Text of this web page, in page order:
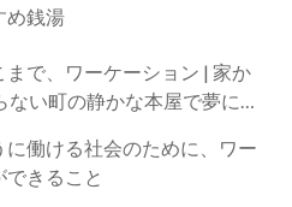
め銭湯
まで、ワーケーション | 家か
ない町の静かな本屋で夢に近
に働ける社会のために、ワー
きること